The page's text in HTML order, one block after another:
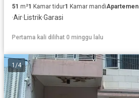
51 m²1 Kamar tidur1 Kamar mandiApartemen
·Air·Listrik·Garasi
Pertama kali dilihat 0 minggu lalu
1 /4